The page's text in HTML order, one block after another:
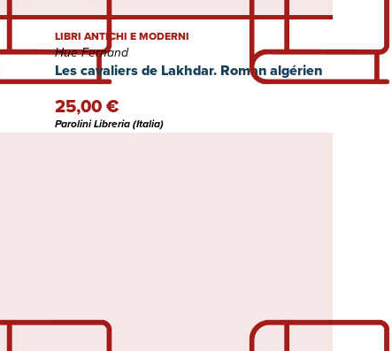
Les cavaliers de Lakhdar. Roman algérien
LIBRI ANTICHI E MODERNI
Hue Fernand
25,00 €
Parolini Libreria (Italia)